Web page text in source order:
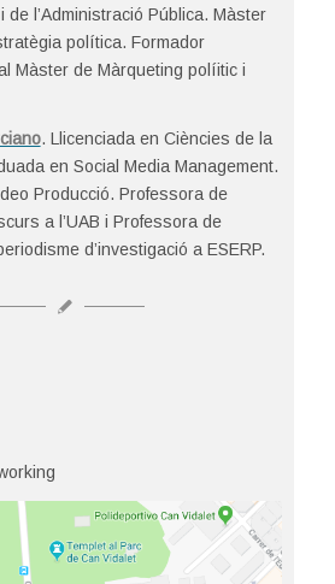
l’Administració Pública. Màster
política. Formador
Màster de Màrqueting políitic i
. Llicenciada en Ciències de la
en Social Media Management.
Producció. Professora de
a l’UAB i Professora de
d’investigació a ESERP.